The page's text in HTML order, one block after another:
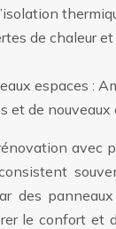
de chaleur
espaces :
et de nouveaux
avec
des
le confort et